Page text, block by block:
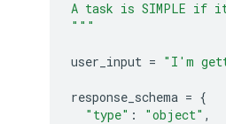
A task is SIMPLE if
"""
user_input = "I'm
response_schema = {
"type" : "object" ,